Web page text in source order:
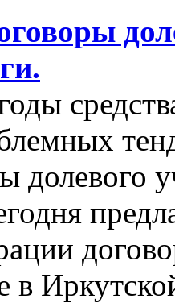
долевого
в